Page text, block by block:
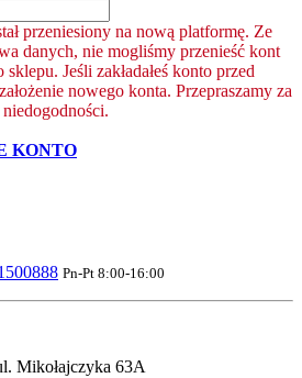
przeniesiony na nową platformę. Ze
danych, nie mogliśmy przenieść kont
Jeśli zakładałeś konto przed
nowego konta. Przepraszamy za
niedogodności.
KONTO
Pn-Pt 8:00-16:00
Mikołajczyka 63A